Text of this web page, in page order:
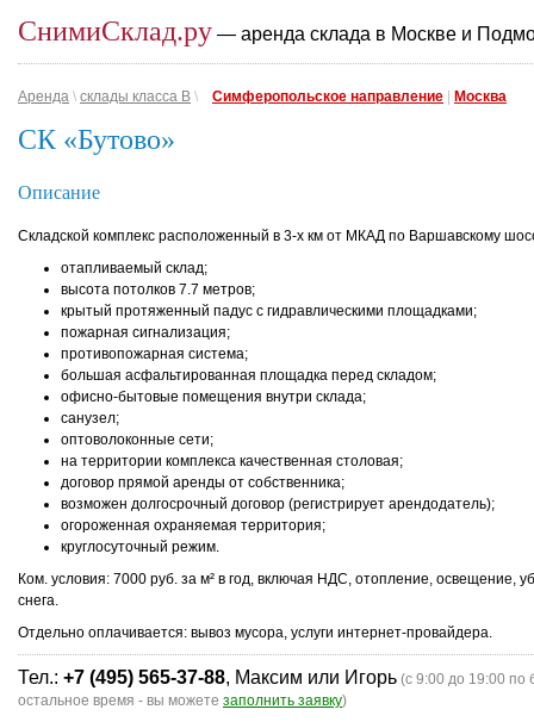
СнимиСклад.ру — аренда склада в Москве и
Аренда \ склады класса B \ Симферопольское направление Москва
СК «Бутово»
Описание
Складской комплекс расположенный в 3-х км от МКАД по Варшавскому
отапливаемый склад;
высота потолков 7.7 метров;
крытый протяженный падус с гидравлическими площадками;
пожарная сигнализация;
противопожарная система;
большая асфальтированная площадка перед складом;
офисно-бытовые помещения внутри склада;
санузел;
оптоволоконные сети;
на территории комплекса качественная столовая;
договор прямой аренды от собственника;
возможен долгосрочный договор (регистрирует арендодатель);
огороженная охраняемая территория;
круглосуточный режим.
Ком. условия: 7000 руб. за м² в год, включая НДС, отопление, освещение,
снега.
Отдельно оплачивается: вывоз мусора, услуги интернет-провайдера.
Тел.: +7 (495) 565-37-88, Максим или Игорь (с 9:00 до 19:00 по
остальное время - вы можете заполнить заявку)